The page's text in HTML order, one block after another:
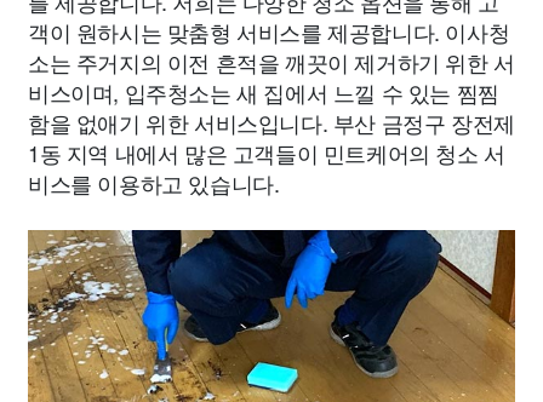
객이 원하시는 맞춤형 서비스를 제공합니다. 이사청
소는 주거지의 이전 흔적을 깨끗이 제거하기 위한 서
비스이며, 입주청소는 새 집에서 느낄 수 있는 찜찜
함을 없애기 위한 서비스입니다. 부산 금정구 장전제
1동 지역 내에서 많은 고객들이 민트케어의 청소 서
비스를 이용하고 있습니다.